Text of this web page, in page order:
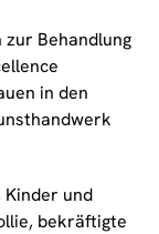
Behandlung
in den
und
bekräftigte